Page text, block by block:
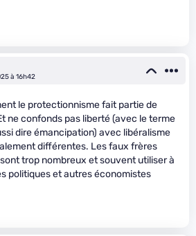
à 16h42
le protectionnisme fait partie de
ne confonds pas liberté (avec le terme
dire émancipation) avec libéralisme
différentes. Les faux frères
trop nombreux et souvent utiliser à
politiques et autres économistes